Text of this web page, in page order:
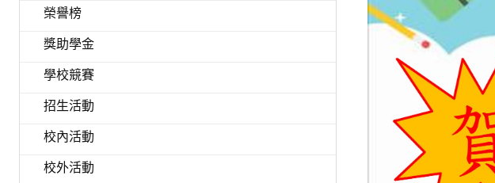
榮譽榜
獎助學金
學校競賽
招生活動
校內活動
校外活動